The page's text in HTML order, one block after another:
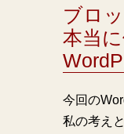
ブロ
本当
今回の
私の考え